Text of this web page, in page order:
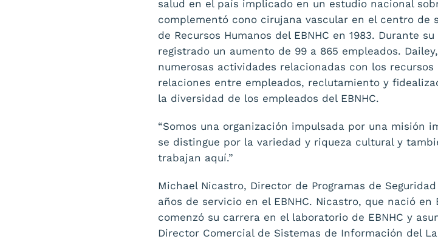
salud en el país implicado en un estudio nacional
complementó cono cirujana vascular en el centro
de Recursos Humanos del EBNHC en 1983. Durante
registrado un aumento de 99 a 865 empleados.
numerosas actividades relacionadas con los
relaciones entre empleados, reclutamiento y
la diversidad de los empleados del EBNHC.
“Somos una organización impulsada por una misión
se distingue por la variedad y riqueza cultural y
trabajan aquí.”
Michael Nicastro, Director de Programas de
años de servicio en el EBNHC. Nicastro, que nació
comenzó su carrera en el laboratorio de EBNHC y
Director Comercial de Sistemas de Información del